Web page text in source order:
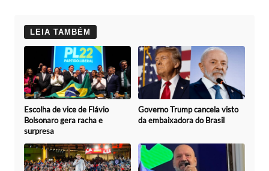
LEIA TAMBÉM
Escolha de vice de Flávio
Bolsonaro gera racha e
surpresa
Governo Trump cancela visto
da embaixadora do Brasil